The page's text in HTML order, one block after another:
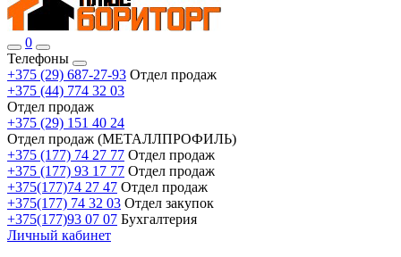
0
Телефоны
+375 (29) 687-27-93 Отдел продаж
+375 (44) 774 32 03
Отдел продаж
+375 (29) 151 40 24
Отдел продаж (МЕТАЛЛПРОФИЛЬ)
+375 (177) 74 27 77 Отдел продаж
+375 (177) 93 17 77 Отдел продаж
+375(177)74 27 47 Отдел продаж
+375(177) 74 32 03 Отдел закупок
+375(177)93 07 07 Бухгалтерия
Личный кабинет